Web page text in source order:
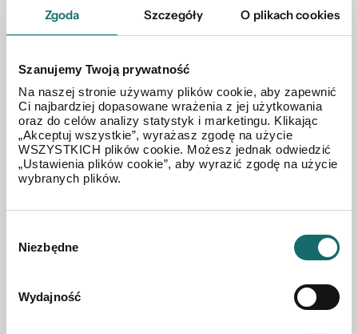
Zgoda Szczegóły O plikach cookies
Szanujemy Twoją prywatność
Na naszej stronie używamy plików cookie, aby zapewnić
Ci najbardziej dopasowane wrażenia z jej użytkowania
oraz do celów analizy statystyk i marketingu. Klikając
„Akceptuj wszystkie”, wyrażasz zgodę na użycie
WSZYSTKICH plików cookie. Możesz jednak odwiedzić
„Ustawienia plików cookie”, aby wyrazić zgodę na użycie
wybranych plików.
zgody
Niezbędne
Wydajność
Apartamenty/Wille /Mascarat, Calpe/ Hiszpania
244 m² |